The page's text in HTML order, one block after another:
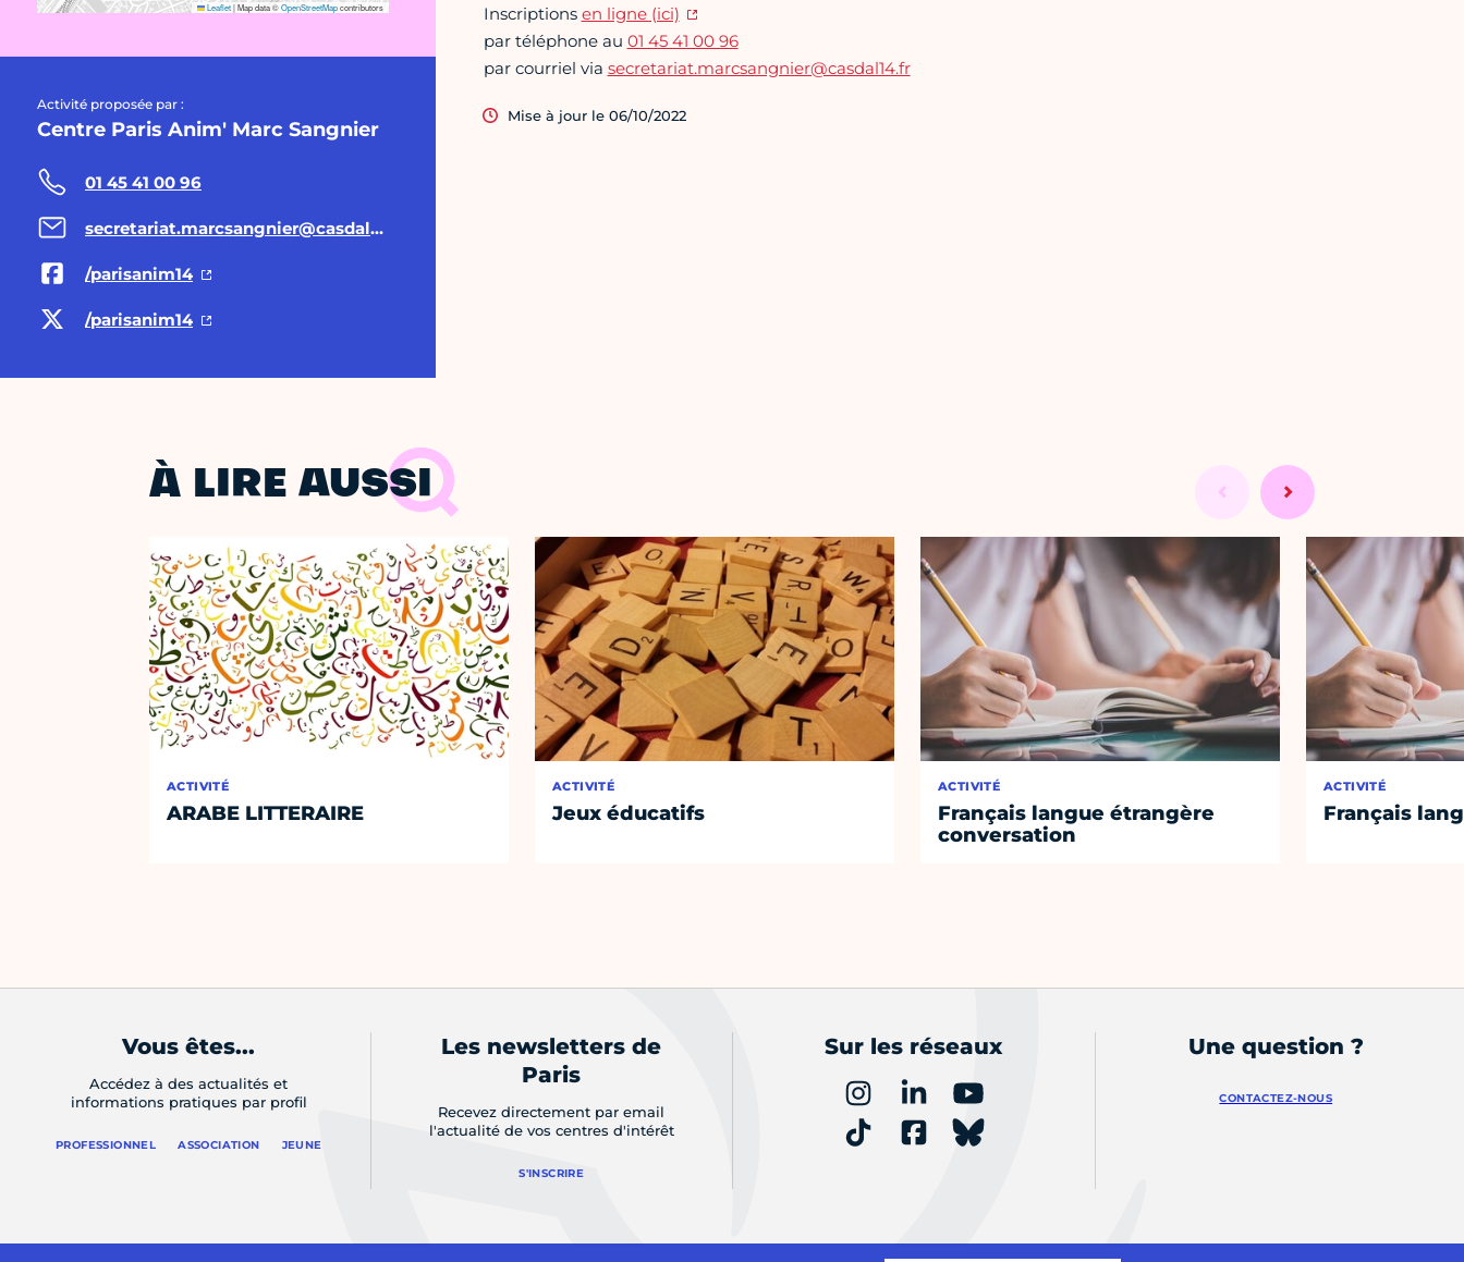
Leaflet|Map data ©OpenStreetMapcontributors
Activité proposée par :
Centre Paris Anim' Marc Sangnier
01 45 41 00 96
secretariat.marcsangnier@casdal14.fr
/parisanim14
/parisanim14
Inscriptions en ligne (ici)
par téléphone au 01 45 41 00 96
par courriel via secretariat.marcsangnier@casdal14.fr
Mise à jour le 06/10/2022
À LIRE AUSSI
ACTIVITÉ
ARABE LITTERAIRE
ACTIVITÉ
Jeux éducatifs
ACTIVITÉ
Français langue étrangère
conversation
ACTIVITÉ
Français
Vous êtes...
Accédez à des actualités et
informations pratiques par profil
PROFESSIONNEL ASSOCIATION JEUNE
Les newsletters de
Paris
Recevez directement par email
l'actualité de vos centres d'intérêt
S'INSCRIRE
Sur les réseaux Une question ?
CONTACTEZ-NOUS